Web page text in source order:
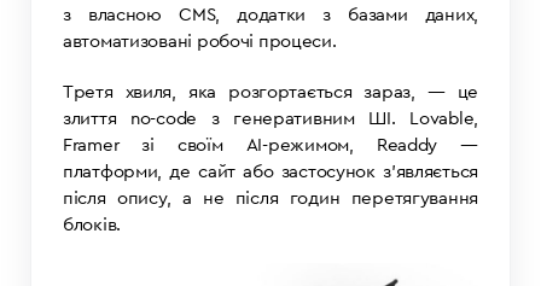
з власною CMS, додатки з базами даних,
автоматизовані робочі процеси.
Третя хвиля, яка розгортається зараз, — це
злиття no-code з генеративним ШІ. Lovable,
Framer зі своїм AI-режимом, Readdy —
платформи, де сайт або застосунок з’являється
після опису, а не після годин перетягування
блоків.